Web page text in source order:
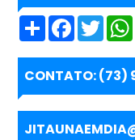
S
r
e
F
e
b
o
k
T
w
t
t
e
r
CONTATO: (73)